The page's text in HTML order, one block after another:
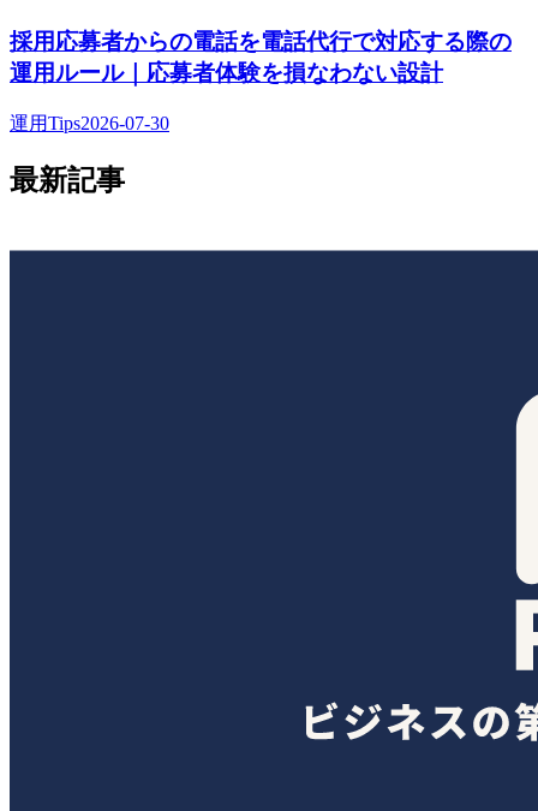
採用応募者からの電話を電話代行で対応する際の
運用ルール｜応募者体験を損なわない設計
運用Tips2026-07-30
最新記事